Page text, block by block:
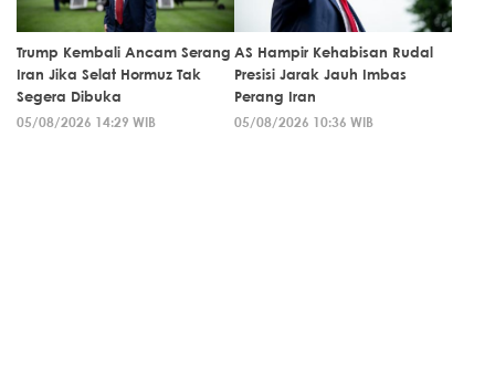
Trump Kembali Ancam Serang
Iran Jika Selat Hormuz Tak
Segera Dibuka
05/08/2026 14:29 WIB
AS Hampir Kehabisan Rudal
Presisi Jarak Jauh Imbas
Perang Iran
05/08/2026 10:36 WIB